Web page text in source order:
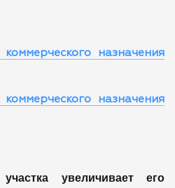
назначения
назначения
увеличивает его